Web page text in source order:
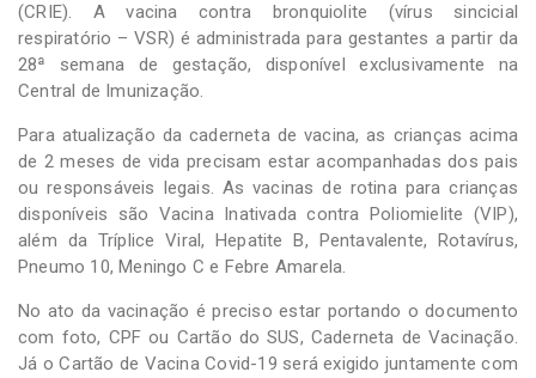
(CRIE). A vacina contra bronquiolite (vírus sincicial
respiratório – VSR) é administrada para gestantes a partir da
28ª semana de gestação, disponível exclusivamente na
Central de Imunização.
Para atualização da caderneta de vacina, as crianças acima
de 2 meses de vida precisam estar acompanhadas dos pais
ou responsáveis legais. As vacinas de rotina para crianças
disponíveis são Vacina Inativada contra Poliomielite (VIP),
além da Tríplice Viral, Hepatite B, Pentavalente, Rotavírus,
Pneumo 10, Meningo C e Febre Amarela.
No ato da vacinação é preciso estar portando o documento
com foto, CPF ou Cartão do SUS, Caderneta de Vacinação.
Já o Cartão de Vacina Covid-19 será exigido juntamente com